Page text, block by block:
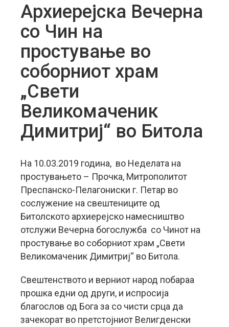
Архиерејска Вечерна
со Чин на
простување во
соборниот храм
„Свети
Великомаченик
Димитриј“ во Битола
На 10.03.2019 година, во Неделата на
простувањето – Прочка, Митрополитот
Преспанско-Пелагониски г. Петар во
сослужение на свештениците од
Битолското архиерејско намесништво
отслужи Вечерна богослужба со Чинот на
простување во соборниот храм „Свети
Великомаченик Димитриј“ во Битола.
Свештенството и верниот народ побараа
прошка едни од други, и испросија
благослов од Бога за со чисти срца да
зачекорат во претстојниот Велигденски